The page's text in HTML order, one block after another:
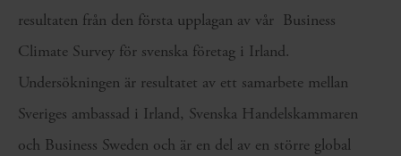
resultaten från den första upplagan av vår Business
Climate Survey för svenska företag i Irland.
Undersökningen är resultatet av ett samarbete mellan
Sveriges ambassad i Irland, Svenska Handelskammaren
och Business Sweden och är en del av en större global